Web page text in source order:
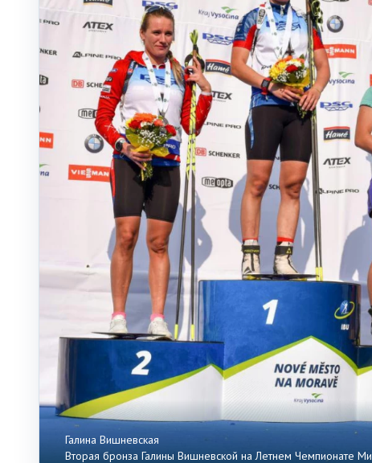
Галина Вишневская
Вторая бронза Галины Вишневской на Летнем Чемпионате